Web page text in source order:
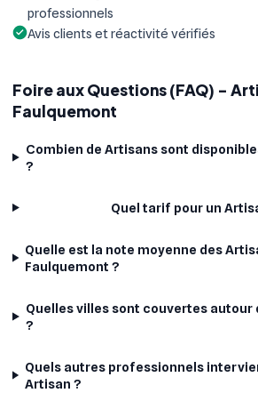
professionnels
Avis clients et réactivité vérifiés
Foire aux Questions (FAQ) -
Faulquemont
Combien de Artisans sont
?
Quel tarif pour un
Quelle est la note moyenne des
Faulquemont ?
Quelles villes sont couvertes autour
?
Quels autres professionnels
Artisan ?